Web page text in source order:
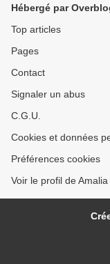
Hébergé par
Top articles
Pages
Contact
Signaler un abus
C.G.U.
Cookies et données
Préférences cookies
Voir le profil de